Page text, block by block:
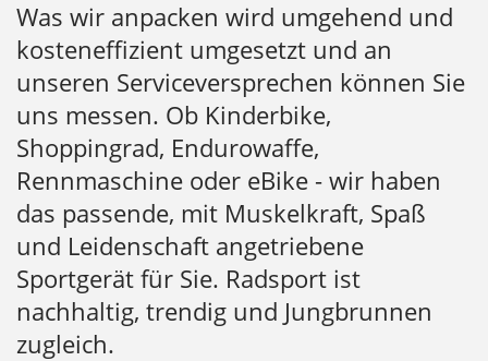
Was wir anpacken wird umgehend und
kosteneffizient umgesetzt und an
unseren Serviceversprechen können Sie
uns messen. Ob Kinderbike,
Shoppingrad, Endurowaffe,
Rennmaschine oder eBike - wir haben
das passende, mit Muskelkraft, Spaß
und Leidenschaft angetriebene
Sportgerät für Sie. Radsport ist
nachhaltig, trendig und Jungbrunnen
zugleich.